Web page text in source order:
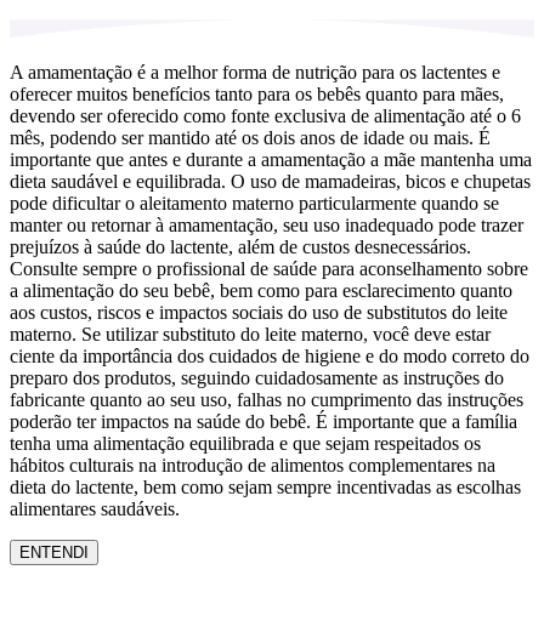
A amamentação é a melhor forma de nutrição para os lactentes e
oferecer muitos benefícios tanto para os bebês quanto para mães,
devendo ser oferecido como fonte exclusiva de alimentação até o 6
mês, podendo ser mantido até os dois anos de idade ou mais. É
importante que antes e durante a amamentação a mãe mantenha uma
dieta saudável e equilibrada. O uso de mamadeiras, bicos e chupetas
pode dificultar o aleitamento materno particularmente quando se
manter ou retornar à amamentação, seu uso inadequado pode trazer
prejuízos à saúde do lactente, além de custos desnecessários.
Consulte sempre o profissional de saúde para aconselhamento sobre
a alimentação do seu bebê, bem como para esclarecimento quanto
aos custos, riscos e impactos sociais do uso de substitutos do leite
materno. Se utilizar substituto do leite materno, você deve estar
ciente da importância dos cuidados de higiene e do modo correto do
preparo dos produtos, seguindo cuidadosamente as instruções do
fabricante quanto ao seu uso, falhas no cumprimento das instruções
poderão ter impactos na saúde do bebê. É importante que a família
tenha uma alimentação equilibrada e que sejam respeitados os
hábitos culturais na introdução de alimentos complementares na
dieta do lactente, bem como sejam sempre incentivadas as escolhas
alimentares saudáveis.
ENTENDI